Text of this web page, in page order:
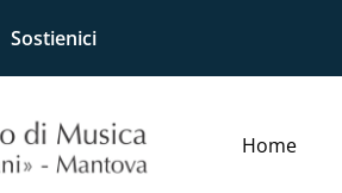
Sostienici
Home